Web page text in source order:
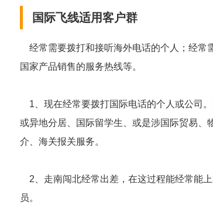
国际飞线适用客户群
经常需要拨打和接听海外电话的个人；经常
国家产品销售的服务热线等。
1、现在经常要拨打国际电话的个人或公司
或异地分居、国际留学生、或是涉国际贸易、
介、海关报关服务。
2、走南闯北经常出差，在这过程能经常能
员。